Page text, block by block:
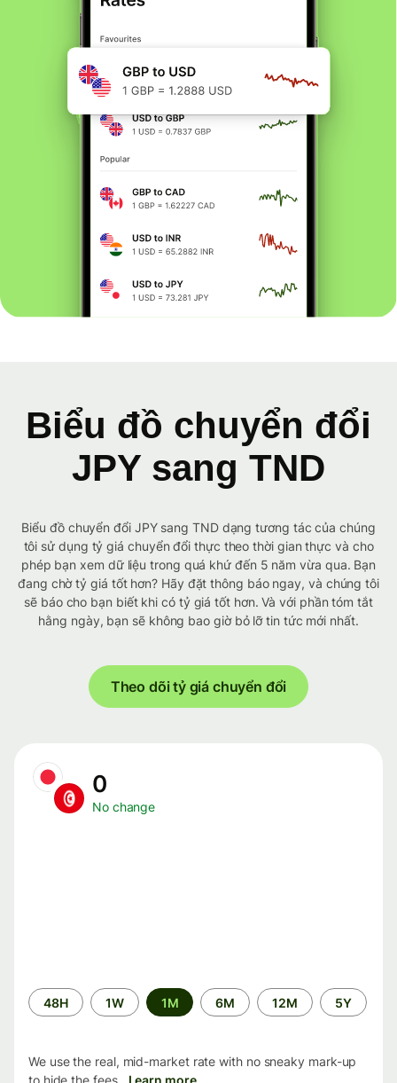
Biểu đồ chuyển đổi
JPY sang TND
Biểu đồ chuyển đổi JPY sang TND dạng tương tác của chúng
tôi sử dụng tỷ giá chuyển đổi thực theo thời gian thực và cho
phép bạn xem dữ liệu trong quá khứ đến 5 năm vừa qua. Bạn
đang chờ tỷ giá tốt hơn? Hãy đặt thông báo ngay, và chúng tôi
sẽ báo cho bạn biết khi có tỷ giá tốt hơn. Và với phần tóm tắt
hằng ngày, bạn sẽ không bao giờ bỏ lỡ tin tức mới nhất.
Theo dõi tỷ giá chuyển đổi
0
No change
Time
period
48H 1W 1M 6M 12M 5Y
We use the real, mid-market rate with no sneaky mark-up